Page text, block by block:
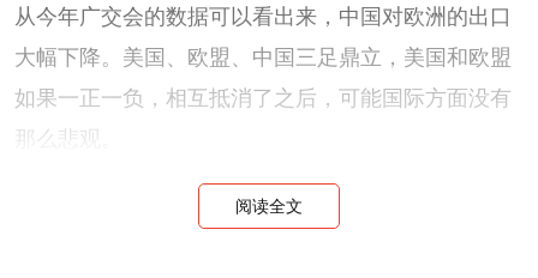
从今年广交会的数据可以看出来，中国对欧洲的出口
大幅下降。美国、欧盟、中国三足鼎立，美国和欧盟
如果一正一负，相互抵消了之后，可能国际方面没有
那么悲观。
从国内的宏观层面来看，可能进入到了一个深水
阅读全文